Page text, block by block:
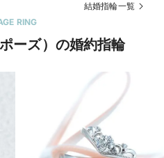
結婚指輪一覧
RING
ーズ）の婚約指輪